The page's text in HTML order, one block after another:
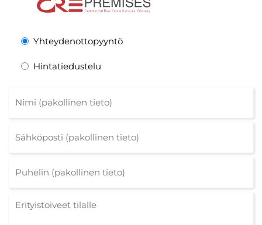
Yhteydenottopyyntö
Hintatiedustelu